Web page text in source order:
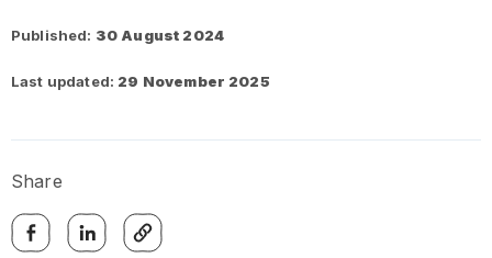
Published: 30 August 2024
Last updated: 29 November 2025
Share